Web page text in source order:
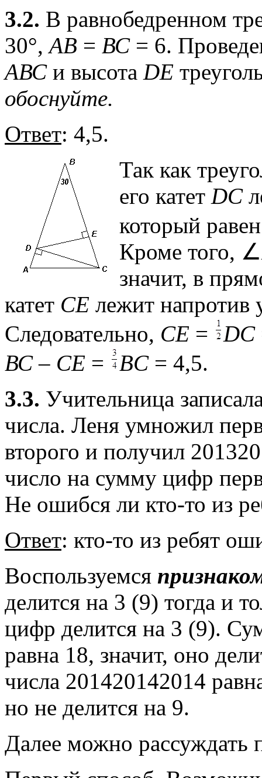
3.2. В равнобедренном
30°,АВ = ВС= 6.
АВСи высота DE
обоснуйте.
Ответ: 4,5.
Так как
его катет DC
который
Кроме того, ∠
значит, в
катет СЕ лежит напротив
Следовательно, CЕ = DC
ВС– СЕ = BC= 4,5.
3.3. Учительница
числа. Леня умножил
второго и получил
число на сумму цифр
Не ошибся ли кто-то из
Ответ: кто-то из ребят
Воспользуемся
делится на 3 (9) тогда и
цифр делится на 3 (9).
равна 18, значит, оно
числа 201420142014
но не делится на 9.
Далее можно рассуждать